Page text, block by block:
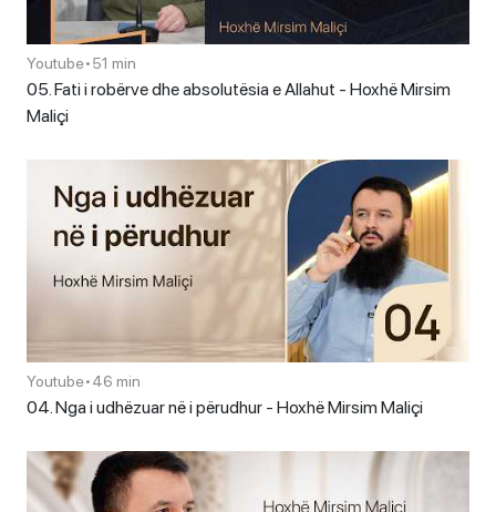
Youtube•51 min
05. Fati i robërve dhe absolutësia e Allahut - Hoxhë Mirsim
Maliçi
Youtube•46 min
04. Nga i udhëzuar në i përudhur - Hoxhë Mirsim Maliçi